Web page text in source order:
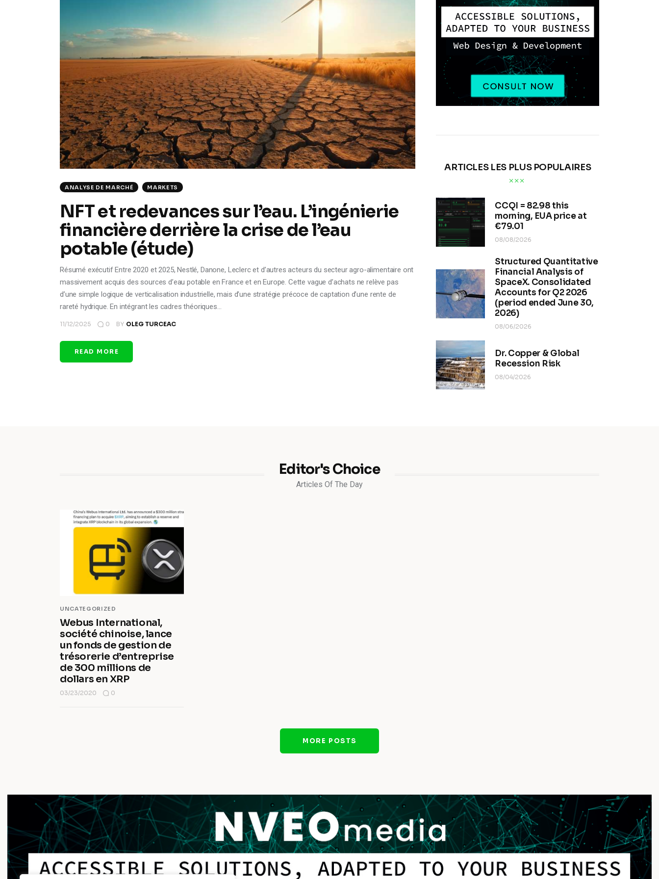
ANALYSE DE MARCHÉ MARKETS
NFT et redevances sur l’eau. L’ingénierie
financière derrière la crise de l’eau
potable (étude)
Résumé exécutif Entre 2020 et 2025, Nestlé, Danone, Leclerc et d’autres acteurs du secteur agro-alimentaire ont
massivement acquis des sources d’eau potable en France et en Europe. Cette vague d’achats ne relève pas
d’une simple logique de verticalisation industrielle, mais d’une stratégie précoce de captation d’une rente de
rareté hydrique. En intégrant les cadres théoriques…
11/12/2025 0 BY OLEG TURCEAC
READ MORE
ARTICLES LES PLUS POPULAIRES
CCQI = 82.98 this
morning, EUA price at
€79.01
08/08/2026
Structured Quantitative
Financial Analysis of
SpaceX. Consolidated
Accounts for Q2 2026
(period ended June 30,
2026)
08/06/2026
Dr. Copper & Global
Recession Risk
08/04/2026
Editor's Choice
Articles Of The Day
UNCATEGORIZED
Webus International,
société chinoise, lance
un fonds de gestion de
trésorerie d’entreprise
de 300 millions de
dollars en XRP
03/23/2020 0
MORE POSTS